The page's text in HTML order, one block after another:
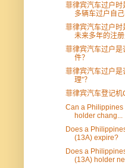
菲律宾汽车过户
多辆车过户自己
菲律宾汽车过户时
未来多年的注册
菲律宾汽车过户
件？
菲律宾汽车过户是
理”？
菲律宾汽车登记机
Can a
holder chang...
Does a
(13A) expire?
Does a
(13A) holder